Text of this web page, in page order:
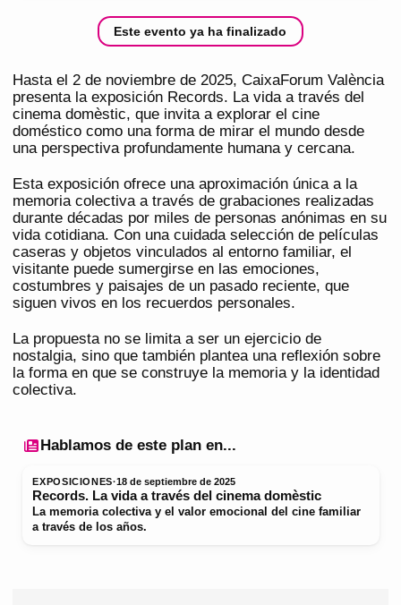
Este evento ya ha finalizado
Hasta el 2 de noviembre de 2025, CaixaForum València
presenta la exposición Records. La vida a través del
cinema domèstic, que invita a explorar el cine
doméstico como una forma de mirar el mundo desde
una perspectiva profundamente humana y cercana.
Esta exposición ofrece una aproximación única a la
memoria colectiva a través de grabaciones realizadas
durante décadas por miles de personas anónimas en su
vida cotidiana. Con una cuidada selección de películas
caseras y objetos vinculados al entorno familiar, el
visitante puede sumergirse en las emociones,
costumbres y paisajes de un pasado reciente, que
siguen vivos en los recuerdos personales.
La propuesta no se limita a ser un ejercicio de
nostalgia, sino que también plantea una reflexión sobre
la forma en que se construye la memoria y la identidad
colectiva.
Hablamos de este plan en...
EXPOSICIONES·18 de septiembre de 2025
Records. La vida a través del cinema domèstic
La memoria colectiva y el valor emocional del cine familiar
a través de los años.